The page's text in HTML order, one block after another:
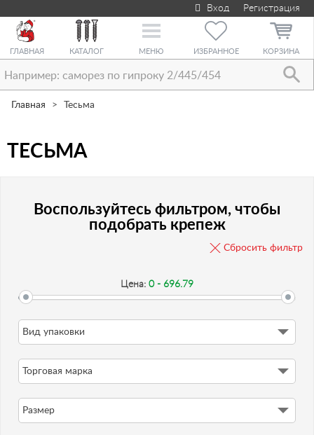
Вход Регистрация
ГЛАВНАЯ КАТАЛОГ
Toggle
МЕНЮ ИЗБРАННОЕ КОРЗИНА
Главная Тесьма
ТЕСЬМА
Воспользуйтесь фильтром, чтобы
подобрать крепеж
Сбросить фильтр
Цена: 0 - 696.79
-
Рублей
Вид упаковки
Торговая марка
Размер